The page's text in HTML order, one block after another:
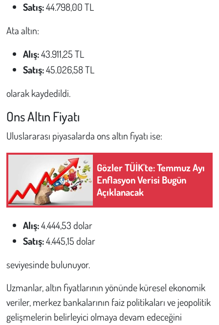
Satış:44.798,00 TL
Ata altın:
Alış:43.911,25 TL
Satış:45.026,58 TL
olarak kaydedildi.
Ons Altın Fiyatı
Uluslararası piyasalarda ons altın fiyatı ise:
Gözler TÜİK'te: Temmuz Ayı
Enflasyon Verisi Bugün
Açıklanacak
Alış:4.444,53 dolar
Satış:4.445,15 dolar
seviyesinde bulunuyor.
Uzmanlar, altın fiyatlarının yönünde küresel ekonomik
veriler, merkez bankalarının faiz politikaları ve jeopolitik
gelişmelerin belirleyici olmaya devam edeceğini